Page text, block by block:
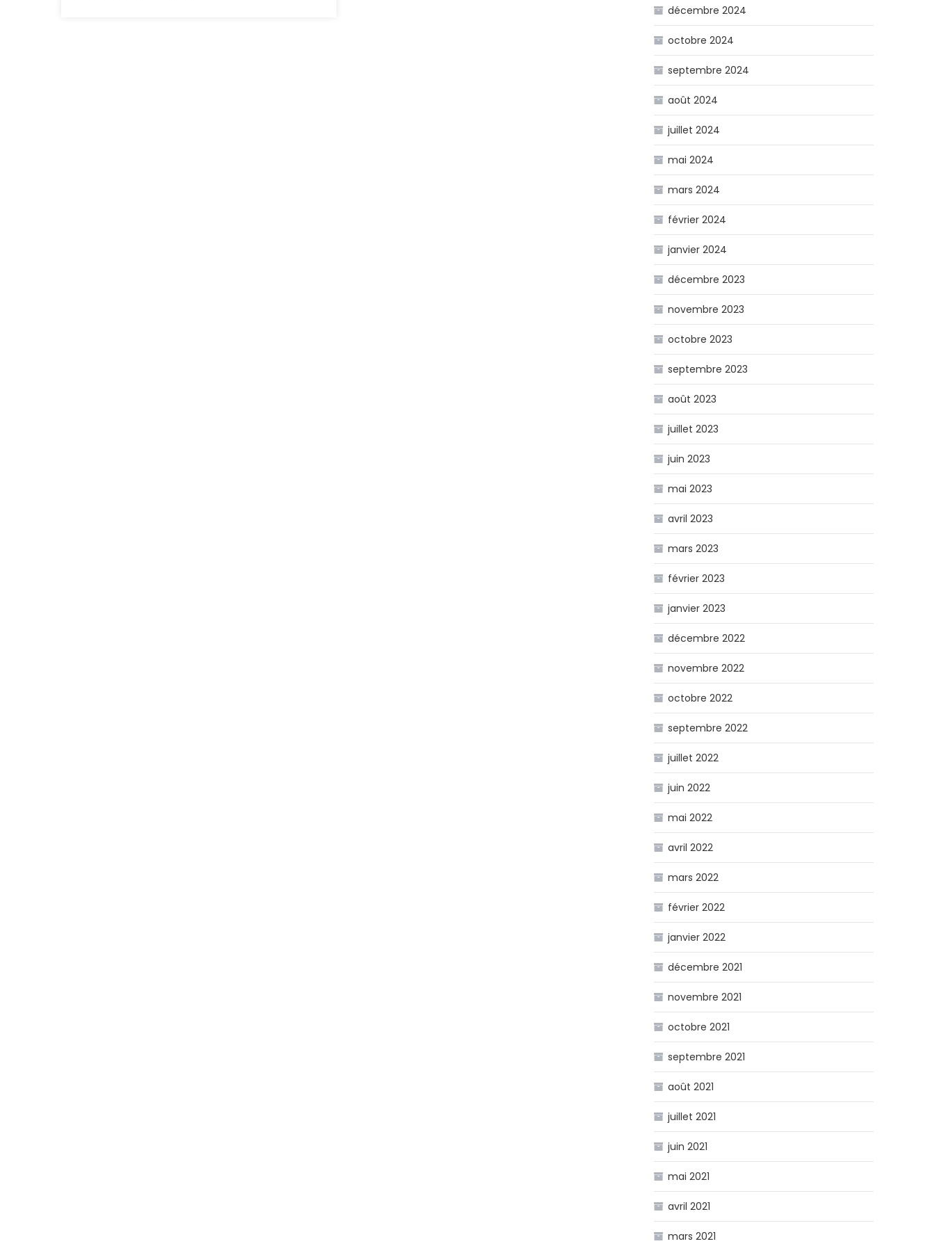
décembre 2024
octobre 2024
septembre 2024
août 2024
juillet 2024
mai 2024
mars 2024
février 2024
janvier 2024
décembre 2023
novembre 2023
octobre 2023
septembre 2023
août 2023
juillet 2023
juin 2023
mai 2023
avril 2023
mars 2023
février 2023
janvier 2023
décembre 2022
novembre 2022
octobre 2022
septembre 2022
juillet 2022
juin 2022
mai 2022
avril 2022
mars 2022
février 2022
janvier 2022
décembre 2021
novembre 2021
octobre 2021
septembre 2021
août 2021
juillet 2021
juin 2021
mai 2021
avril 2021
mars 2021